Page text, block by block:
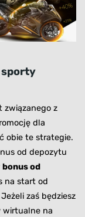
sporty
związanego z
dla
obie te strategie.
od depozytu
bonus od
na start od
zaś będziesz
wirtualne na